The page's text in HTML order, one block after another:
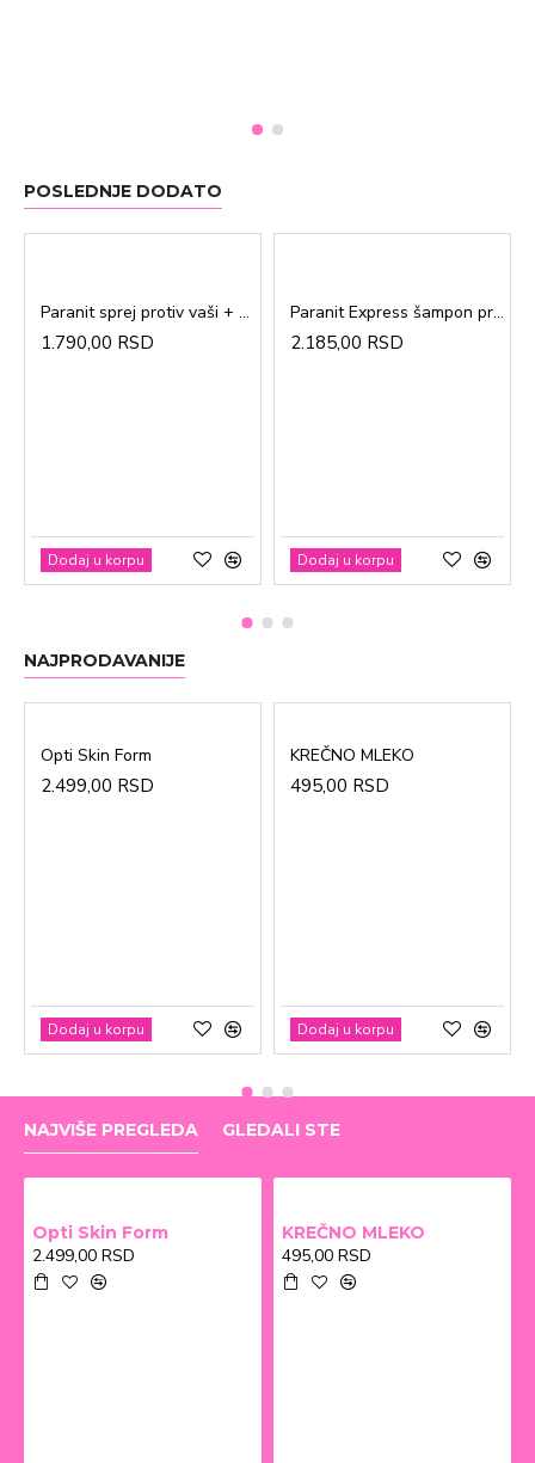
POSLEDNJE DODATO
Paranit sprej protiv vaši + češalj 100ml
1.790,00 RSD
Dodaj u korpu
Paranit Express šampon protiv vaši + češalj 200ml
2.185,00 RSD
Dodaj u korpu
NAJPRODAVANIJE
Opti Skin Form
2.499,00 RSD
Dodaj u korpu
KREČNO MLEKO
495,00 RSD
Dodaj u korpu
NAJVIŠE PREGLEDA GLEDALI STE
Opti Skin Form
2.499,00 RSD
KREČNO MLEKO
495,00 RSD